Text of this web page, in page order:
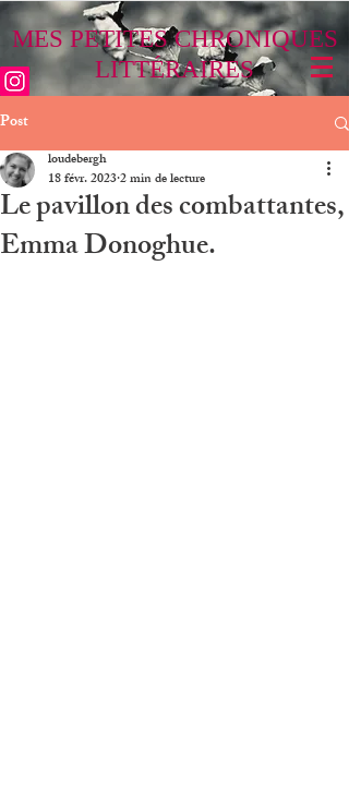
MES PETITES CHRONIQUES
LITTÉRAIRES
Post
Le pavillon des combattantes,
Emma Donoghue.
loudebergh
18 févr. 20232 min de lecture